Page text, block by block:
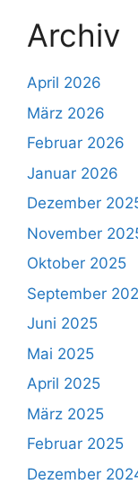
Archiv
April 2026
März 2026
Februar 2026
Januar 2026
Dezember
November
Oktober 2025
September
Juni 2025
Mai 2025
April 2025
März 2025
Februar 2025
Dezember